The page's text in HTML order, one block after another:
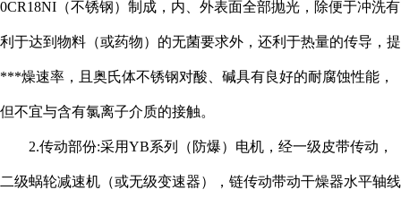
0CR18NI（不锈钢）制成，内、外表面全部抛光，除便于冲洗有
利于达到物料（或药物）的无菌要求外，还利于热量的传导，提
***燥速率，且奥氏体不锈钢对酸、碱具有良好的耐腐蚀性能，
但不宜与含有氯离子介质的接触。
2.传动部份:采用YB系列（防爆）电机，经一级皮带传动，
二级蜗轮减速机（或无级变速器），链传动带动干燥器水平轴线